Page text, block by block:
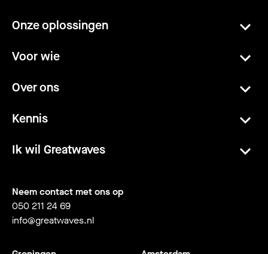
Onze oplossingen
Voor wie
Over ons
Kennis
Ik wil Greatwaves
Neem contact met ons op
050 211 24 69
info@greatwaves.nl